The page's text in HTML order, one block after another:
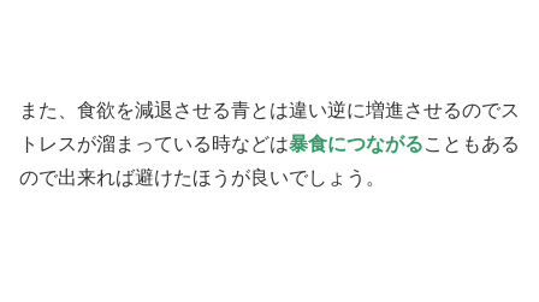
また、食欲を減退させる青とは違い逆に増進させるのでス
トレスが溜まっている時などは暴食につながることもある
ので出来れば避けたほうが良いでしょう。